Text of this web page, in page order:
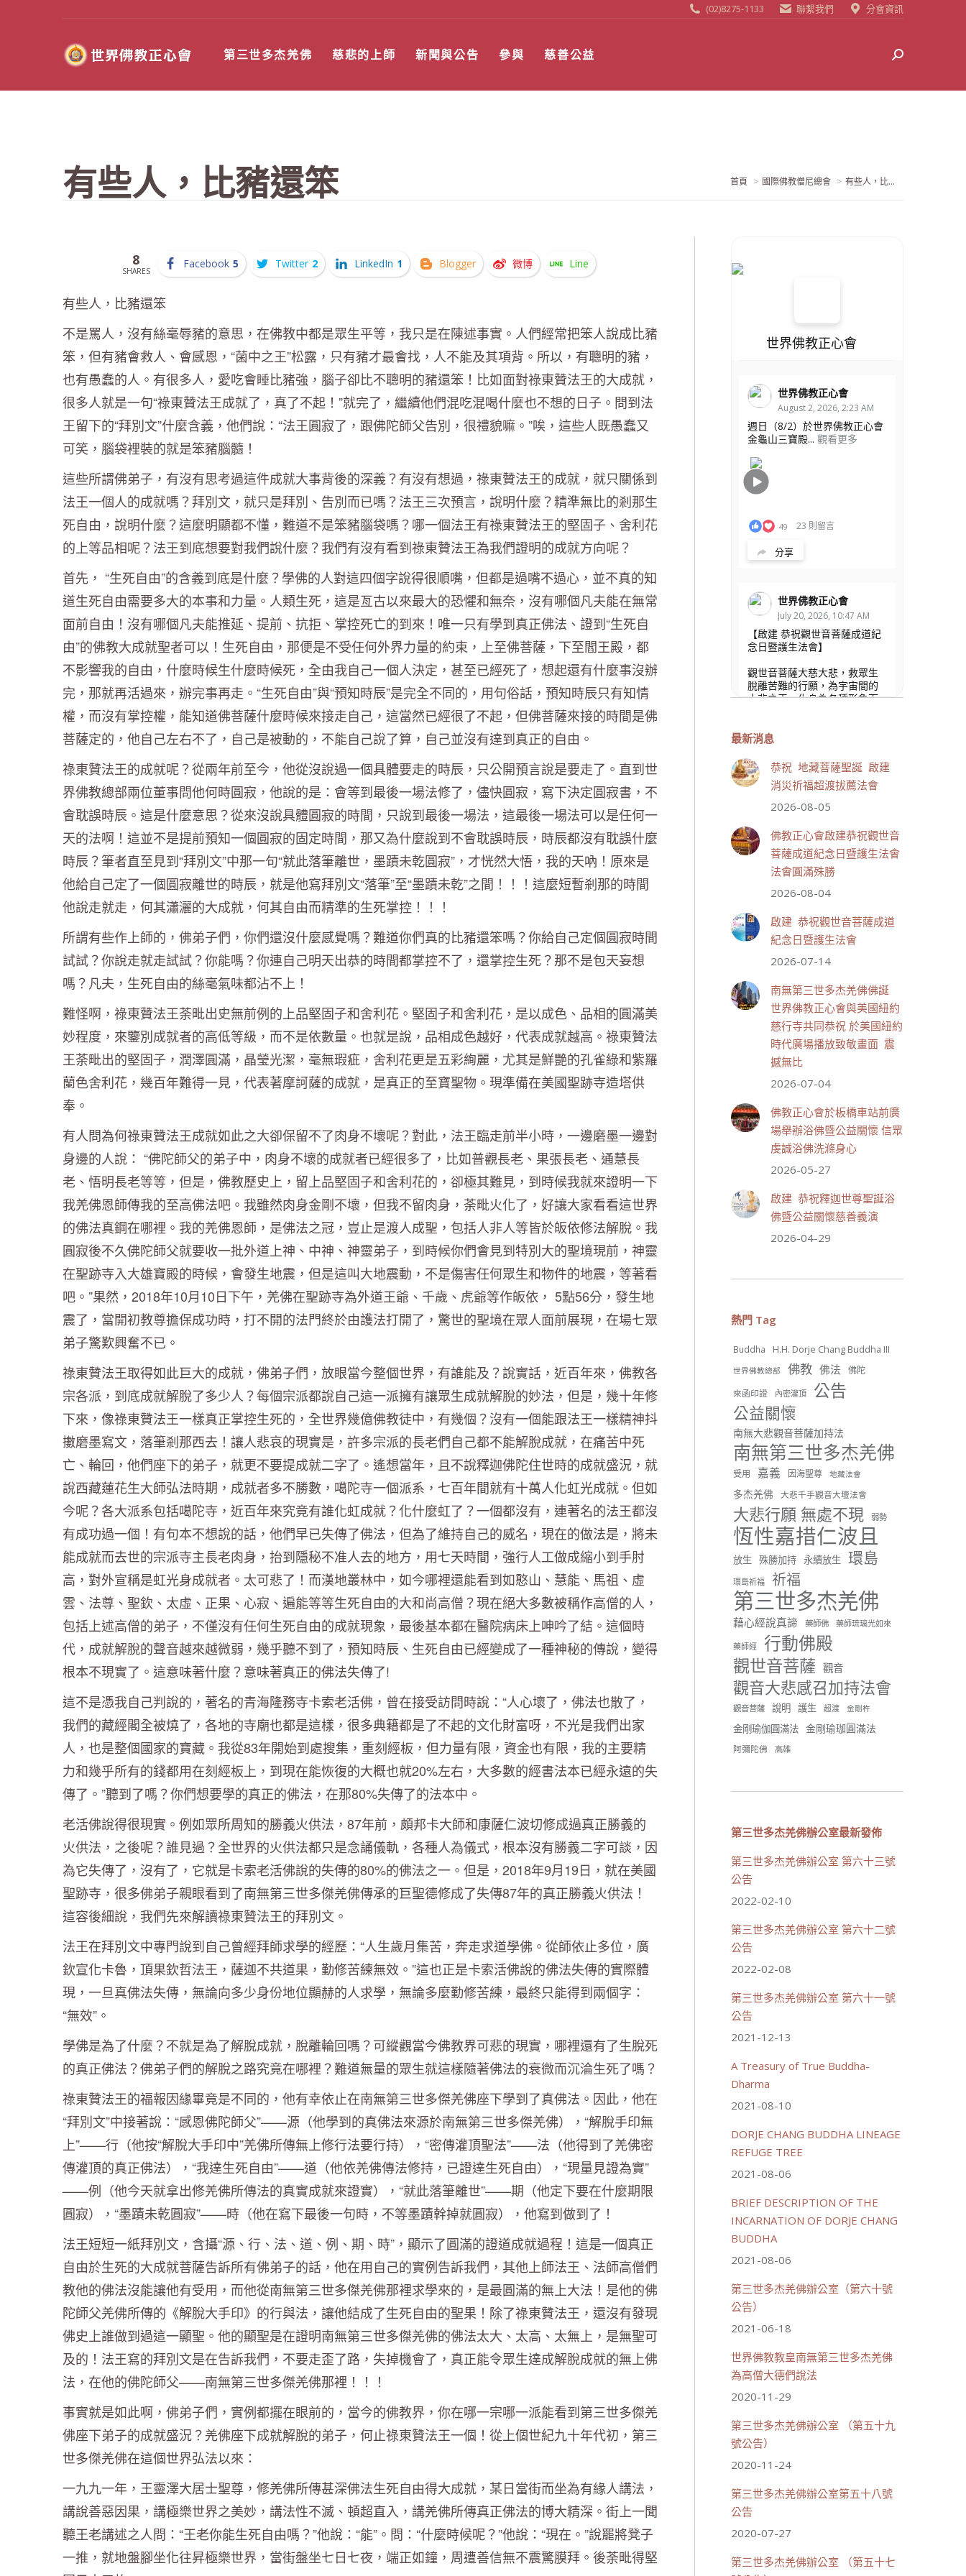
(02)8275-1133 聯繫我們 分會資訊
第三世多杰羌佛 慈悲的上師 新聞與公告 參與 慈善公益 Search:
有些人，比豬還笨 當前位置:
首頁 國際佛教僧尼總會 有些人，比...
8
SHARES
Facebook 5 Twitter 2 LinkedIn 1 Blogger 微博 Line
有些人，比豬還笨
不是罵人，沒有絲毫辱豬的意思，在佛教中都是眾生平等，我只是在陳述事實。人們經常把笨人說成比豬
笨，但有豬會救人、會感恩，“菌中之王”松露，只有豬才最會找，人不能及其項背。所以，有聰明的豬，
也有愚蠢的人。有很多人，愛吃會睡比豬強，腦子卻比不聰明的豬還笨！比如面對祿東贊法王的大成就，
很多人就是一句“祿東贊法王成就了，真了不起！”就完了，繼續他們混吃混喝什麼也不想的日子。問到法
王留下的“拜別文”什麼含義，他們說：“法王圓寂了，跟佛陀師父告別，很禮貌嘛。”唉，這些人既愚蠢又
可笑，腦袋裡裝的就是笨豬腦髓！
這些所謂佛弟子，有沒有思考過這件成就大事背後的深義？有沒有想過，祿東贊法王的成就，就只關係到
法王一個人的成就嗎？拜別文，就只是拜別、告別而已嗎？法王三次預言，說明什麼？精準無比的剎那生
死自由，說明什麼？這麼明顯都不懂，難道不是笨豬腦袋嗎？哪一個法王有祿東贊法王的堅固子、舍利花
的上等品相呢？法王到底想要對我們說什麼？我們有沒有看到祿東贊法王為我們證明的成就方向呢？
首先， “生死自由”的含義到底是什麼？學佛的人對這四個字說得很順嘴，但都是過嘴不過心，並不真的知
道生死自由需要多大的本事和力量。人類生死，這是亙古以來最大的恐懼和無奈，沒有哪個凡夫能在無常
面前自由！沒有哪個凡夫能推延、提前、抗拒、掌控死亡的到來！唯一只有學到真正佛法、證到“生死自
由”的佛教大成就聖者可以！生死自由，那便是不受任何外界力量的約束，上至佛菩薩，下至閻王殿，都
不影響我的自由，什麼時候生什麼時候死，全由我自己一個人決定，甚至已經死了，想起還有什麼事沒辦
完，那就再活過來，辦完事再走。“生死自由”與“預知時辰”是完全不同的，用句俗話，預知時辰只有知情
權，而沒有掌控權，能知道佛菩薩什麼時候來接走自己，這當然已經很了不起，但佛菩薩來接的時間是佛
菩薩定的，他自己左右不了，自己是被動的，不能自己說了算，自己並沒有達到真正的自由。
祿東贊法王的成就呢？從兩年前至今，他從沒說過一個具體要走的時辰，只公開預言說是要走了。直到世
界佛教總部兩位董事問他何時圓寂，他說的是：會等到最後一場法修了，儘快圓寂，寫下決定圓寂書，不
會耽誤時辰。這是什麼意思？從來沒說具體圓寂的時間，只說到最後一場法，這最後一場法可以是任何一
天的法啊！這並不是提前預知一個圓寂的固定時間，那又為什麼說到不會耽誤時辰，時辰都沒有耽誤什麼
時辰？筆者直至見到“拜別文”中那一句“就此落筆離世，墨蹟未乾圓寂”，才恍然大悟，我的天吶！原來是
他給自己定了一個圓寂離世的時辰，就是他寫拜別文“落筆”至“墨蹟未乾”之間！！！這麼短暫剎那的時間
他說走就走，何其瀟灑的大成就，何其自由而精準的生死掌控！！！
所謂有些作上師的，佛弟子們，你們還沒什麼感覺嗎？難道你們真的比豬還笨嗎？你給自己定個圓寂時間
試試？你說走就走試試？你能嗎？你連自己明天出恭的時間都掌控不了，還掌控生死？那不是包天妄想
嗎？凡夫，生死自由的絲毫氣味都沾不上！
難怪啊，祿東贊法王荼毗出史無前例的上品堅固子和舍利花。堅固子和舍利花，是以成色、品相的圓滿美
妙程度，來鑒別成就者的高低等級，而不是依數量。也就是說，品相成色越好，代表成就越高。祿東贊法
王荼毗出的堅固子，潤澤圓滿，晶瑩光潔，毫無瑕疵，舍利花更是五彩絢麗，尤其是鮮艷的孔雀綠和紫羅
蘭色舍利花，幾百年難得一見，代表著摩訶薩的成就，是真正的至寶聖物。現準備在美國聖跡寺造塔供
奉。
有人問為何祿東贊法王成就如此之大卻保留不了肉身不壞呢？對此，法王臨走前半小時，一邊磨墨一邊對
身邊的人說： “佛陀師父的弟子中，肉身不壞的成就者已經很多了，比如普觀長老、果張長老、通慧長
老、悟明長老等等，但是，佛教歷史上，留上品堅固子和舍利花的，卻極其難見，到時候我就來證明一下
我羌佛恩師傳我的至高佛法吧。我雖然肉身金剛不壞，但我不留肉身，荼毗火化了，好讓大家看看這世界
的佛法真鋼在哪裡。我的羌佛恩師，是佛法之冠，豈止是渡人成聖，包括人非人等皆於皈依修法解脫。我
圓寂後不久佛陀師父就要收一批外道上神、中神、神靈弟子，到時候你們會見到特別大的聖境現前，神靈
在聖跡寺入大雄寶殿的時候，會發生地震，但是這叫大地震動，不是傷害任何眾生和物件的地震，等著看
吧。”果然，2018年10月10日下午，羌佛在聖跡寺為外道王爺、千歲、虎爺等作皈依， 5點56分，發生地
震了，當開初教尊擔保成功時，打不開的法門終於由護法打開了，驚世的聖境在眾人面前展現，在場七眾
弟子驚歎興奮不已。
祿東贊法王取得如此巨大的成就，佛弟子們，放眼當今整個世界，有誰能及？說實話，近百年來，佛教各
宗各派，到底成就解脫了多少人？每個宗派都說自己這一派擁有讓眾生成就解脫的妙法，但是，幾十年修
下來，像祿東贊法王一樣真正掌控生死的，全世界幾億佛教徒中，有幾個？沒有一個能跟法王一樣精神抖
擻磨墨寫文，落筆剎那西去！讓人悲哀的現實是，許多宗派的長老們自己都不能解脫成就，在痛苦中死
亡、輪回，他們座下的弟子，就更不要提成就二字了。遙想當年，且不說釋迦佛陀住世時的成就盛況，就
說西藏蓮花生大師弘法時期，成就者多不勝數，噶陀寺一個派系，七百年間就有十萬人化虹光成就。但如
今呢？各大派系包括噶陀寺，近百年來究竟有誰化虹成就？化什麼虹了？一個都沒有，連著名的法王都沒
有成功過一個！有句本不想說的話，他們早已失傳了佛法，但為了維持自己的威名，現在的做法是，將未
能成就而去世的宗派寺主長老肉身，抬到隱秘不准人去的地方，用七天時間，強行人工做成縮小到手肘
高，對外宣稱是虹光身成就者。太可悲了！而漢地叢林中，如今哪裡還能看到如憨山、慧能、馬祖、虛
雲、法尊、聖欽、太虛、正果、心寂、遍能等等生死自由的大和尚高僧？現在絕大多數被稱作高僧的人，
包括上述高僧的弟子，不僅沒有任何生死自由的成就現象，最後基本都在醫院病床上呻吟了結。這個時
代，成就解脫的聲音越來越微弱，幾乎聽不到了，預知時辰、生死自由已經變成了一種神秘的傳說，變得
根本不現實了。這意味著什麼？意味著真正的佛法失傳了!
這不是憑我自己判說的，著名的青海隆務寺卡索老活佛，曾在接受訪問時說：“人心壞了，佛法也散了，
我們的藏經閣全被燒了，各地的寺廟也都是這樣，很多典籍都是了不起的文化財富呀，不光是我們出家
人，也是整個國家的寶藏。我從83年開始到處搜集，重刻經板，但力量有限，資金也有限，我的主要精
力和幾乎所有的錢都用在刻經板上，到現在能恢復的大概也就20%左右，大多數的經書法本已經永遠的失
傳了。”聽到了嗎？你們想要學的真正的佛法，在那80%失傳了的法本中。
老活佛說得很現實。例如眾所周知的勝義火供法，87年前，頗邦卡大師和康薩仁波切修成過真正勝義的
火供法，之後呢？誰見過？全世界的火供法都只是念誦儀軌，各種人為儀式，根本沒有勝義二字可談，因
為它失傳了，沒有了，它就是卡索老活佛說的失傳的80%的佛法之一。但是，2018年9月19日，就在美國
聖跡寺，很多佛弟子親眼看到了南無第三世多傑羌佛傳承的巨聖德修成了失傳87年的真正勝義火供法！
這容後細說，我們先來解讀祿東贊法王的拜別文。
法王在拜別文中專門說到自己曾經拜師求學的經歷：“人生歲月集苦，奔走求道學佛。從師依止多位，廣
欽宣化卡魯，頂果欽哲法王，薩迦不共道果，勤修苦練無效。”這也正是卡索活佛說的佛法失傳的實際體
現，一旦真佛法失傳，無論向多少身份地位顯赫的人求學，無論多麼勤修苦練，最終只能得到兩個字：
“無效”。
學佛是為了什麼？不就是為了解脫成就，脫離輪回嗎？可縱觀當今佛教界可悲的現實，哪裡還有了生脫死
的真正佛法？佛弟子們的解脫之路究竟在哪裡？難道無量的眾生就這樣隨著佛法的衰微而沉淪生死了嗎？
祿東贊法王的福報因緣畢竟是不同的，他有幸依止在南無第三世多傑羌佛座下學到了真佛法。因此，他在
“拜別文”中接著說：“感恩佛陀師父”——源（他學到的真佛法來源於南無第三世多傑羌佛），“解脫手印無
上”——行（他按“解脫大手印中”羌佛所傳無上修行法要行持），“密傳灌頂聖法”——法（他得到了羌佛密
傳灌頂的真正佛法），“我達生死自由”——道（他依羌佛傳法修持，已證達生死自由），“現量見證為實”
——例（他今天就拿出修羌佛所傳法的真實成就來證實），“就此落筆離世”——期（他定下要在什麼期限
圓寂），“墨蹟未乾圓寂”——時（他在寫下最後一句時，不等墨蹟幹掉就圓寂），他寫到做到了！
法王短短一紙拜別文，含攝“源、行、法、道、例、期、時”，顯示了圓滿的證道成就過程！這是一個真正
自由於生死的大成就菩薩告訴所有佛弟子的話，他在用自己的實例告訴我們，其他上師法王、法師高僧們
教他的佛法沒能讓他有受用，而他從南無第三世多傑羌佛那裡求學來的，是最圓滿的無上大法！是他的佛
陀師父羌佛所傳的《解脫大手印》的行與法，讓他結成了生死自由的聖果！除了祿東贊法王，還沒有發現
佛史上誰做到過這一顯聖。他的顯聖是在證明南無第三世多傑羌佛的佛法太大、太高、太無上，是無聖可
及的！法王寫的拜別文是在告訴我們，不要走歪了路，失掉機會了，真正能令眾生達成解脫成就的無上佛
法，在他的佛陀師父——南無第三世多傑羌佛那裡！！！
事實就是如此啊，佛弟子們，實例都擺在眼前的，當今的佛教界，你在哪一宗哪一派能看到第三世多傑羌
佛座下弟子的成就盛況？羌佛座下成就解脫的弟子，何止祿東贊法王一個！從上個世紀九十年代初，第三
世多傑羌佛在這個世界弘法以來：
一九九一年，王靈澤大居士聖尊，修羌佛所傳甚深佛法生死自由得大成就，某日當街而坐為有緣人講法，
講說善惡因果，講極樂世界之美妙，講法性不滅、頓超直入，講羌佛所傳真正佛法的博大精深。街上一聞
聽王老講述之人問：“王老你能生死自由嗎？”他說：“能”。問：“什麼時候呢？”他說：“現在。”說罷將凳子
一推，就地盤腳坐化往昇極樂世界，當街盤坐七日七夜，端正如鐘，周遭善信無不震驚膜拜。後荼毗得堅
世界佛教正心會
世界佛教正心會
August 2, 2026, 2:23 AM
週日（8/2）於世界佛教正心會
金龜山三寶殿... 觀看更多
49 23 則留言
分享
世界佛教正心會
July 20, 2026, 10:47 AM
【啟建 恭祝觀世音菩薩成道紀
念日暨護生法會】
觀世音菩薩大慈大悲，救眾生
脫離苦難的行願，為宇宙間的
大悲之王，化身為各種形象而
身，農曆6月19日為觀世音菩薩
文殊院、財神會館、桃園金龜
山三寶殿將在8月1日(星期六)於
金龜山三寶殿聯合啟建「恭祝...
觀看更多
111 33 則留言
分享
世界佛教正心會
週日（7/19）將於世界佛教正
心會金龜山三寶殿... 觀看更多
分享
世界佛教正心會
週日（7/19）將於世界佛教正
心會金龜山三寶殿... 觀看更多
世界佛教正心會
June 22, 2026, 10:11 AM
[世界佛教正心會 新聞報導]
正心會行善列車開向花蓮基
隆， 關心榮民、榮眷及遺孤！
#正心會
#新北記者職業工會
#基隆榮服處
#花蓮榮家
91 42 則留言
分享
世界佛教正心會
June 21, 2026, 12:54 AM
週日（6/21）將於世界佛教正
心會金龜山三寶殿... 觀看更多
分享
載入更多
最新消息
恭祝 地藏菩薩聖誕 啟建
消災祈福超渡拔薦法會
2026-08-05
佛教正心會啟建恭祝觀世音
菩薩成道紀念日暨護生法會
法會圓滿殊勝
2026-08-04
啟建 恭祝觀世音菩薩成道
紀念日暨護生法會
2026-07-14
南無第三世多杰羌佛佛誕
世界佛教正心會與美國紐約
慈行寺共同恭祝 於美國紐約
時代廣場播放致敬畫面 震
撼無比
2026-07-04
佛教正心會於板橋車站前廣
場舉辦浴佛暨公益關懷 信眾
虔誠浴佛洗滌身心
2026-05-27
啟建 恭祝釋迦世尊聖誕浴
佛暨公益關懷慈善義演
2026-04-29
熱門 Tag
Buddha H.H. Dorje Chang Buddha III
世界佛教總部 佛教 佛法 佛陀
來函印證 內密灌頂 公告
公益關懷
南無大悲觀音菩薩加持法
南無第三世多杰羌佛
受用 嘉義 因海聖尊 地藏法會
多杰羌佛 大悲千手觀音大壇法會
大悲行願 無處不現 弱勢
恆性嘉措仁波且
放生 殊勝加持 永續放生 環島
環島祈福 祈福
第三世多杰羌佛
藉心經說真諦 藥師佛 藥師琉璃光如來
藥師經 行動佛殿
觀世音菩薩 觀音
觀音大悲感召加持法會
觀音菩薩 說明 護生 超渡 金剛杵
金剛瑜伽圓滿法 金剛瑜珈圓滿法
阿彌陀佛 高雄
第三世多杰羌佛辦公室最新發佈
第三世多杰羌佛辦公室 第六十三號
公告
2022-02-10
第三世多杰羌佛辦公室 第六十二號
公告
2022-02-08
第三世多杰羌佛辦公室 第六十一號
公告
2021-12-13
A Treasury of True Buddha-
Dharma
2021-08-10
DORJE CHANG BUDDHA LINEAGE
REFUGE TREE
2021-08-06
BRIEF DESCRIPTION OF THE
INCARNATION OF DORJE CHANG
BUDDHA
2021-08-06
第三世多杰羌佛辦公室（第六十號
公告）
2021-06-18
世界佛教教皇南無第三世多杰羌佛
為高僧大德們說法
2020-11-29
第三世多杰羌佛辦公室 （第五十九
號公告）
2020-11-24
第三世多杰羌佛辦公室第五十八號
公告
2020-07-27
第三世多杰羌佛辦公室 （第五十七